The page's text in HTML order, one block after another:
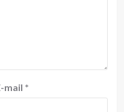
mail *